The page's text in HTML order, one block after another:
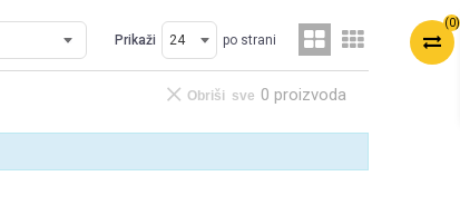
(0)
Prikaži po strani
0 proizvoda
Obriši sve